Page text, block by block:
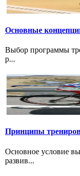
Основные
Выбор программы
р...
Принципы
Основное условие
развив...